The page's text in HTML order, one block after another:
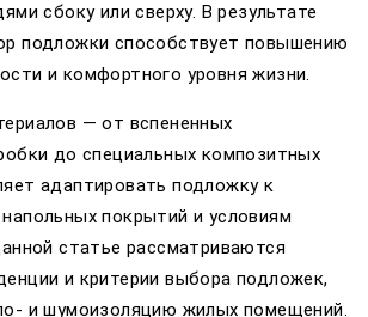
сбоку или сверху. В результате
подложки способствует повышению
и комфортного уровня жизни.
— от вспененных
до специальных композитных
адаптировать подложку к
покрытий и условиям
статье рассматриваются
и критерии выбора подложек,
и шумоизоляцию жилых помещений.